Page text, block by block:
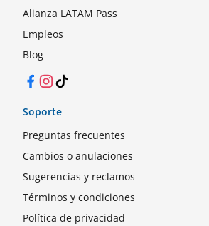
Alianza LATAM Pass
Empleos
Blog
Facebook
Instagram
TikTok
Soporte
Preguntas frecuentes
Cambios o anulaciones
Sugerencias y reclamos
Términos y condiciones
Política de privacidad